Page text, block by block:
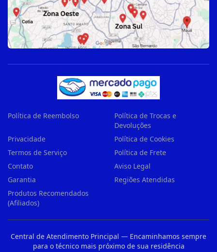
Política de Reembolso
Política de Trocas e
Devoluções
Privacidade
Política de Cookies
Termos de Serviço
Política de Frete
Contato
Aviso Legal
Garantia
Regiões Atendidas
Produtos Recomendados
(Afiliados)
Central de Atendimento Principal — Encaminhamos sempre
para o técnico mais próximo de sua residência